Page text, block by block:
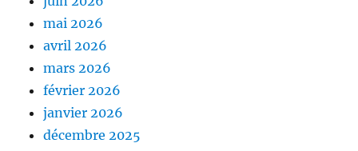
mai 2026
avril 2026
mars 2026
février 2026
janvier 2026
décembre 2025